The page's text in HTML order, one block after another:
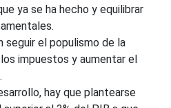
ya se ha hecho y equilibrar
seguir el populismo de la
impuestos y aumentar el
hay que plantearse